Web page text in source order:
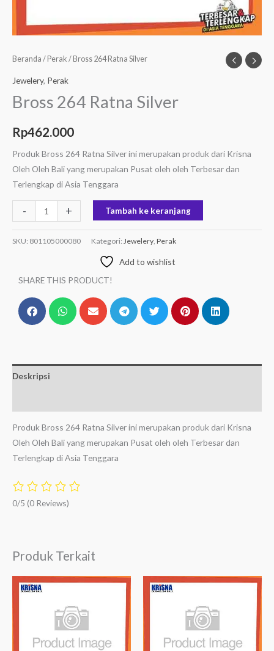
Beranda / Perak / Bross 264 Ratna Silver
Jewelery, Perak
Bross 264 Ratna Silver
Rp462.000
Produk Bross 264 Ratna Silver ini merupakan produk dari Krisna
Oleh Oleh Bali yang merupakan Pusat oleh oleh Terbesar dan
Terlengkap di Asia Tenggara
- + Tambah ke keranjang
SKU: 801105000080 Kategori: Jewelery Perak
Add to wishlist
SHARE THIS PRODUCT!
Deskripsi
Produk Bross 264 Ratna Silver ini merupakan produk dari Krisna
Oleh Oleh Bali yang merupakan Pusat oleh oleh Terbesar dan
Terlengkap di Asia Tenggara
0/5 (0 Reviews)
Produk Terkait